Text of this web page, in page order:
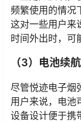
频繁使用的情况
这对一些用户来
时间外出时，可
（3）电池续
尽管悦迹电子烟
用户来说，电池
设备设计便于携